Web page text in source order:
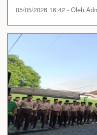
05/05/2026 16:42 - Oleh